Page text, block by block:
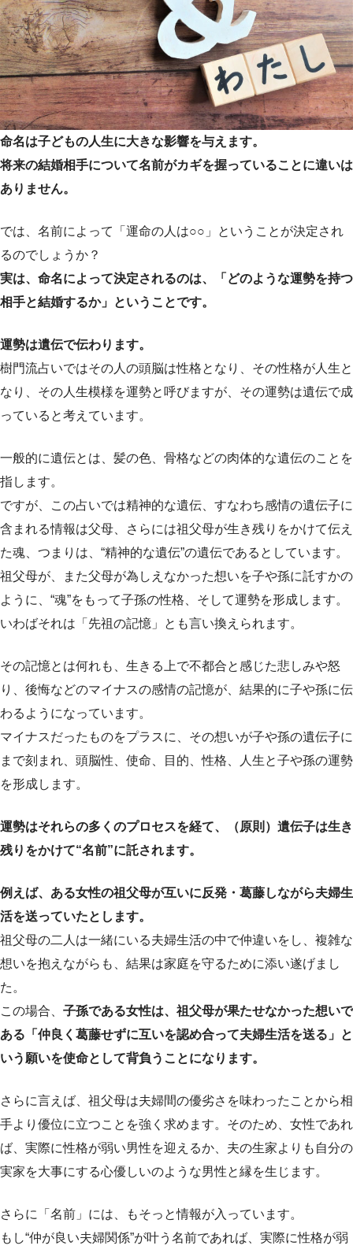
命名は子どもの人生に大きな影響を与えます。
将来の結婚相手について名前がカギを握っていることに違いは
ありません。
では、名前によって「運命の人は○○」ということが決定され
るのでしょうか？
実は、命名によって決定されるのは、「どのような運勢を持つ
相手と結婚するか」ということです。
運勢は遺伝で伝わります。
樹門流占いではその人の頭脳は性格となり、その性格が人生と
なり、その人生模様を運勢と呼びますが、その運勢は遺伝で成
っていると考えています。
一般的に遺伝とは、髪の色、骨格などの肉体的な遺伝のことを
指します。
ですが、この占いでは精神的な遺伝、すなわち感情の遺伝子に
含まれる情報は父母、さらには祖父母が生き残りをかけて伝え
た魂、つまりは、“精神的な遺伝”の遺伝であるとしています。
祖父母が、また父母が為しえなかった想いを子や孫に託すかの
ように、“魂”をもって子孫の性格、そして運勢を形成します。
いわばそれは「先祖の記憶」とも言い換えられます。
その記憶とは何れも、生きる上で不都合と感じた悲しみや怒
り、後悔などのマイナスの感情の記憶が、結果的に子や孫に伝
わるようになっています。
マイナスだったものをプラスに、その想いが子や孫の遺伝子に
まで刻まれ、頭脳性、使命、目的、性格、人生と子や孫の運勢
を形成します。
運勢はそれらの多くのプロセスを経て、（原則）遺伝子は生き
残りをかけて“名前”に託されます。
例えば、ある女性の祖父母が互いに反発・葛藤しながら夫婦生
活を送っていたとします。
祖父母の二人は一緒にいる夫婦生活の中で仲違いをし、複雑な
想いを抱えながらも、結果は家庭を守るために添い遂げまし
た。
この場合、 子孫である女性は、祖父母が果たせなかった想いで
ある「仲良く葛藤せずに互いを認め合って夫婦生活を送る」と
いう願いを使命として背負うことになります。
さらに言えば、祖父母は夫婦間の優劣さを味わったことから相
手より優位に立つことを強く求めます。そのため、女性であれ
ば、実際に性格が弱い男性を迎えるか、夫の生家よりも自分の
実家を大事にする心優しいのような男性と縁を生じます。
さらに「名前」には、もそっと情報が入っています。
もし“仲が良い夫婦関係”が叶う名前であれば、実際に性格が弱